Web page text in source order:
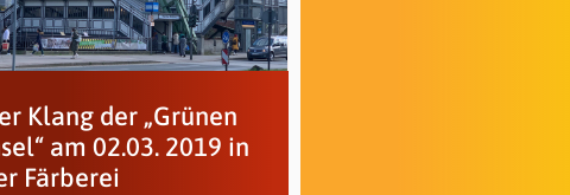
Klang der „Grünen
am 02.03. 2019 in
Färberei